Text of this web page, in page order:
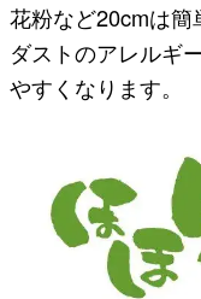
花粉など20cmは簡
ダストのアレルギ
やすくなります。